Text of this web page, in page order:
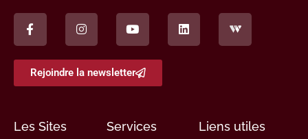
Rejoindre la newsletter
Les Sites Services Liens utiles